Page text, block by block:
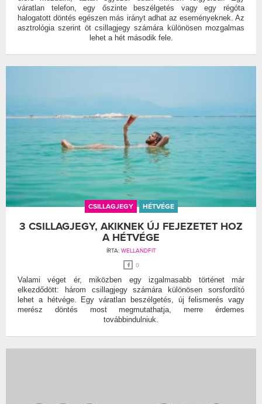
váratlan telefon, egy őszinte beszélgetés vagy egy régóta
halogatott döntés egészen más irányt adhat az eseményeknek. Az
asztrológia szerint öt csillagjegy számára különösen mozgalmas
lehet a hét második fele.
CSILLAGJEGY HÉTVÉGE
3 CSILLAGJEGY, AKIKNEK ÚJ FEJEZETET HOZ
A HÉTVÉGE
ÍRTA: WELLANDFIT
0
Valami véget ér, miközben egy izgalmasabb történet már
elkezdődött: három csillagjegy számára különösen sorsfordító
lehet a hétvége. Egy váratlan beszélgetés, új felismerés vagy
merész döntés most megmutathatja, merre érdemes
továbbindulniuk.